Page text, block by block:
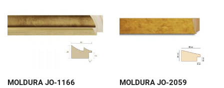
1170
cantidad
cantidad
MOLDURA JO-1166 MOLDURA JO-2059